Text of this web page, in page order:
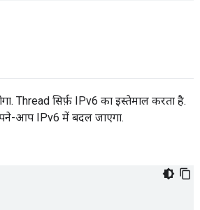
Thread सिर्फ़ IPv6 का इस्तेमाल करता है.
आप IPv6 में बदल जाएगा.